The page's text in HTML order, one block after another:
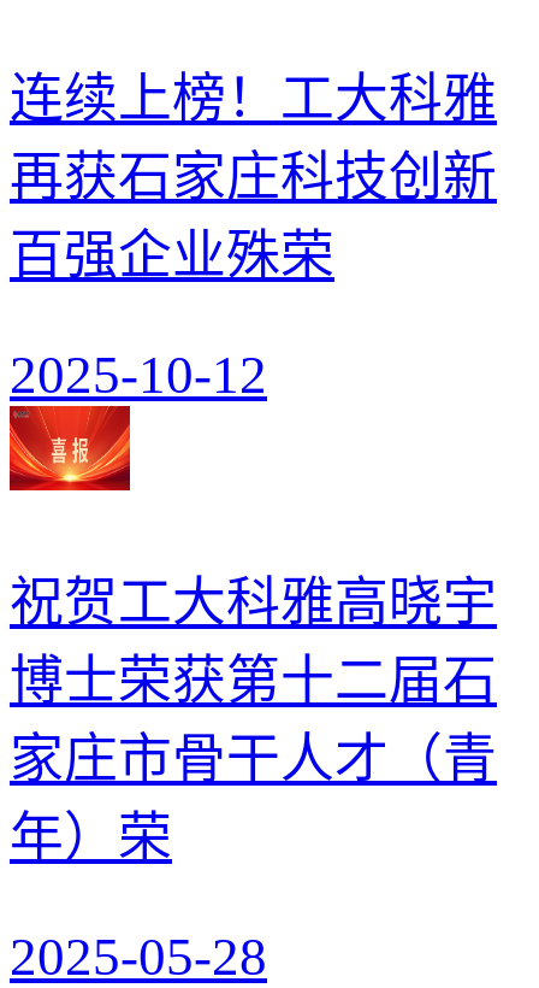
连续上榜！工大科雅
再获石家庄科技创新
百强企业殊荣
2025-10-12
祝贺工大科雅高晓宇
博士荣获第十二届石
家庄市骨干人才（青
年）荣
2025-05-28